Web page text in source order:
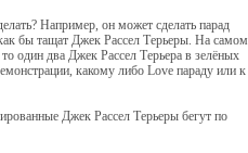
Например, он может сделать парад
бы тащат Джек Рассел Терьеры. На самом
один два Джек Рассел Терьера в зелёных
какому либо Love параду или к
Джек Рассел Терьеры бегут по